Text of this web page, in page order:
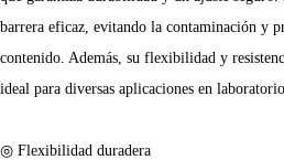
barrera eficaz, evitando la contaminación y
contenido. Además, su flexibilidad y
ideal para diversas aplicaciones en
◎ Flexibilidad duradera